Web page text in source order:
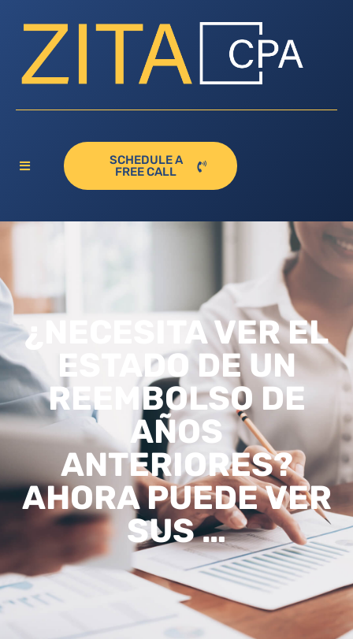
SCHEDULE A
FREE CALL
¿NECESITA VER EL
ESTADO DE UN
REEMBOLSO DE
AÑOS
ANTERIORES?
AHORA PUEDE VER
SUS …